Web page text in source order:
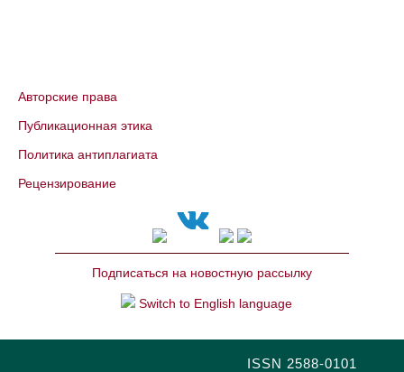
Авторские права
Публикационная этика
Политика антиплагиата
Рецензирование
Подписаться на новостную рассылку
Switch to English language
ISSN 2588-0101